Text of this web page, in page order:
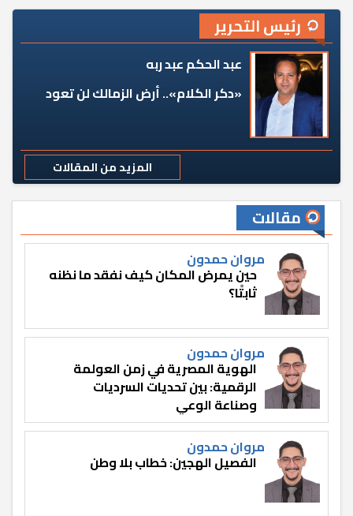
رئيس التحرير
عبد الحكم عبد ربه
«دكر الكلام».. أرض الزمالك لن تعود
المزيد من المقالات
مقالات
مروان حمدون
حين يمرض المكان كيف نفقد ما نظنه
ثابتًا؟
مروان حمدون
الهوية المصرية في زمن العولمة
الرقمية: بين تحديات السرديات
وصناعة الوعي
مروان حمدون
الفصيل الهجين: خطاب بلا وطن